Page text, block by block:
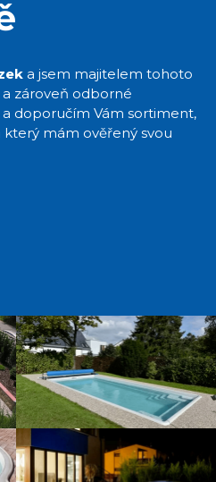
a jsem majitelem tohoto
zároveň odborné
doporučím Vám sortiment,
který mám ověřený svou